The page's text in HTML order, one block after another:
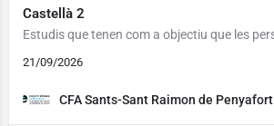
Castellà 2
21/09/2026
CFA Sants-Sant Raimon de Penyafort